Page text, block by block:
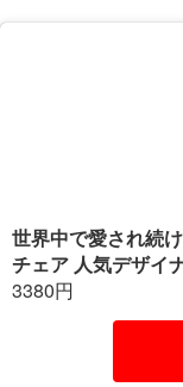
世界中で愛され続
チェア 人気デザイ
3380円